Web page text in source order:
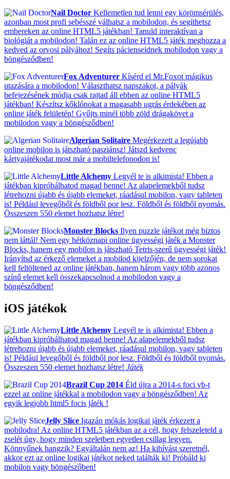
Nail Doctor Kellemetlen tud lenni egy körömsérülés,
azonban most profi sebésszé válhatsz a mobilodon, és segíthetsz
embereken az online HTML5 játékban! Tanuld interaktívan a
biológiát a mobilodon! Talán ez az online HTML5 játék meghozza a
kedved az orvosi pályához! Segíts pácienseidnek mobilodon vagy a
böngésződben!
Fox Adventurer Kísérd el Mr.Foxot mágikus
utazására a mobilodon! Választhatsz napszakot, a pályák
befejezésének módja csak rajtad áll ebben az online HTML5
játékban! Készítsz kőklónokat a magasabb ugrás érdekében az
online játék felületén! Gyűjts minél több zöld drágakövet a
mobilodon vagy a böngésződben!
Algerian Solitaire Megérkezett a legújabb
online mobilon is játszható pasziánsz! Játszd kedvenc
kártyajátékodat most már a mobiltelefonodon is!
Little Alchemy Legyél te is alkimista! Ebben a
játékban kipróbálhatod magad benne! Az alapelemekből tudsz
létrehozni újabb és újabb elemeket, ráadásul mobilon, vagy tableten
is! Például levegőből és földből por lesz. Földből és földből nyomás.
Összeszen 550 elemet hozhatsz létre!
Monster Blocks Ilyen puzzle játékot még biztos
nem láttál! Nem egy hétköznapi online ügyességi játék a Monster
Blocks, hanem egy mobilon is játszható Tetris-szerű ügyességi játék!
Irányítsd az érkező elemeket a mobilod kijelzőjén, de nem sorokat
kell feltöltened az online játékban, hanem három vagy több azonos
színű elemet kell összekapcsolnod a mobilodon vagy a
böngésződben!
iOS játékok
Little Alchemy Legyél te is alkimista! Ebben a
játékban kipróbálhatod magad benne! Az alapelemekből tudsz
létrehozni újabb és újabb elemeket, ráadásul mobilon, vagy tableten
is! Például levegőből és földből por lesz. Földből és földből nyomás.
Összeszen 550 elemet hozhatsz létre! Játék
Brazil Cup 2014 Éld újra a 2014-s foci vb-t
ezzel az online játékkal a mobilodon vagy a böngésződben! Az
egyik legjobb html5 focis játék !
Jelly Slice Igazán mókás logikai játék érkezett a
mobilodra! Az online HTML5 játékban az a cél, hogy felszeleteld a
zselét úgy, hogy minden szeletben egyetlen csillag legyen.
Könnyűnek hangzik? Egyáltalán nem az! Ha kihívást szeretnél,
akkor ezt az online logikai játékot neked találták ki! Próbáld ki
mobilon vagy böngészőben!